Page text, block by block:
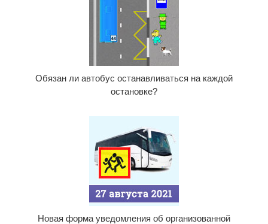
Обязан ли автобус останавливаться на каждой
остановке?
Новая форма уведомления об организованной